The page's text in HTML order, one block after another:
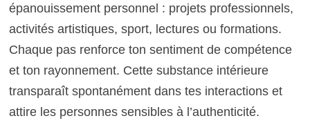
épanouissement personnel : projets professionnels,
activités artistiques, sport, lectures ou formations.
Chaque pas renforce ton sentiment de compétence
et ton rayonnement. Cette substance intérieure
transparaît spontanément dans tes interactions et
attire les personnes sensibles à l’authenticité.